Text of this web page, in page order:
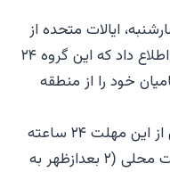
ایالات متحده از
طریق مصر و قطر به حماس اطلاع داد که این گروه ۲۴
خود را از منطقه
یک مقام آمریکایی گفت: پس از این مهلت ۲۴ ساعته
— که تا ساعت ۸ شب به وقت محلی (۲ بعدازظهر به